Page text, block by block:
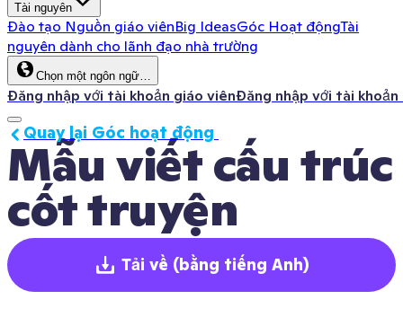
Tài nguyên
Đào tạo Nguồn giáo viênBig IdeasGóc Hoạt độngTài
nguyên dành cho lãnh đạo nhà trường
Chọn một ngôn ngữ…
Đăng nhập với tài khoản giáo viênĐăng nhập với tài khoản
Mẫu viết cấu trúc
cốt truyện
Quay lại Góc hoạt động
Tải về (bằng tiếng Anh)